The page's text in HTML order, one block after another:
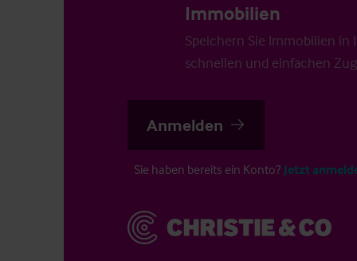
Immobilien
Speichern Sie Immobilien in
schnellen und einfachen
Anmelden
Sie haben bereits ein Konto? Jetzt